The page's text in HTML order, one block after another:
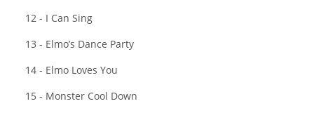
12 - I Can Sing
13 - Elmo’s Dance Party
14 - Elmo Loves You
15 - Monster Cool Down